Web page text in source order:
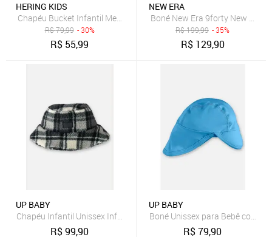
HERING KIDS
Chapéu Bucket Infantil Menina Hering
R$79,99 - 30%
R$ 55,99
NEW ERA
Boné New Era 9forty New York
R$199,99 - 35%
R$ 129,90
UP BABY
Chapéu Infantil Unissex Infantil Up Baby Preto
R$99,90
UP BABY
Boné Unissex para Bebê com
R$79,90